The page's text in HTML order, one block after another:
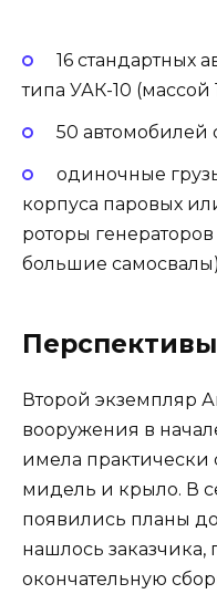
16 стандартных
типа УАК-10
50 автомобилей
одиночные
корпуса паровых
роторы
большие
Перспективы
Второй экземпляр
вооружения в
имела
мидель и крыло. В
появились планы
нашлось заказчика,
окончательную